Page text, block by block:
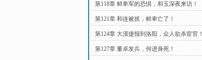
第118章 鲜卑军的恐惧，和玉深夜来访！
第121章 和连被抓，鲜卑亡了！
第124章 大漠捷报到洛阳，众人欲杀宦官！
第127章 董卓发兵，何进身死！